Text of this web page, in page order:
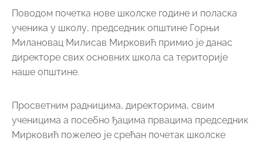
Поводом почетка нове школске године и поласка
ученика у школу, председник општине Горњи
Милановац Милисав Мирковић примио је данас
директоре свих основних школа са територије
наше општине.
Просветним радницима, директорима, свим
ученицима а посебно ђацима првацима председник
Мирковић пожелео је срећан почетак школске